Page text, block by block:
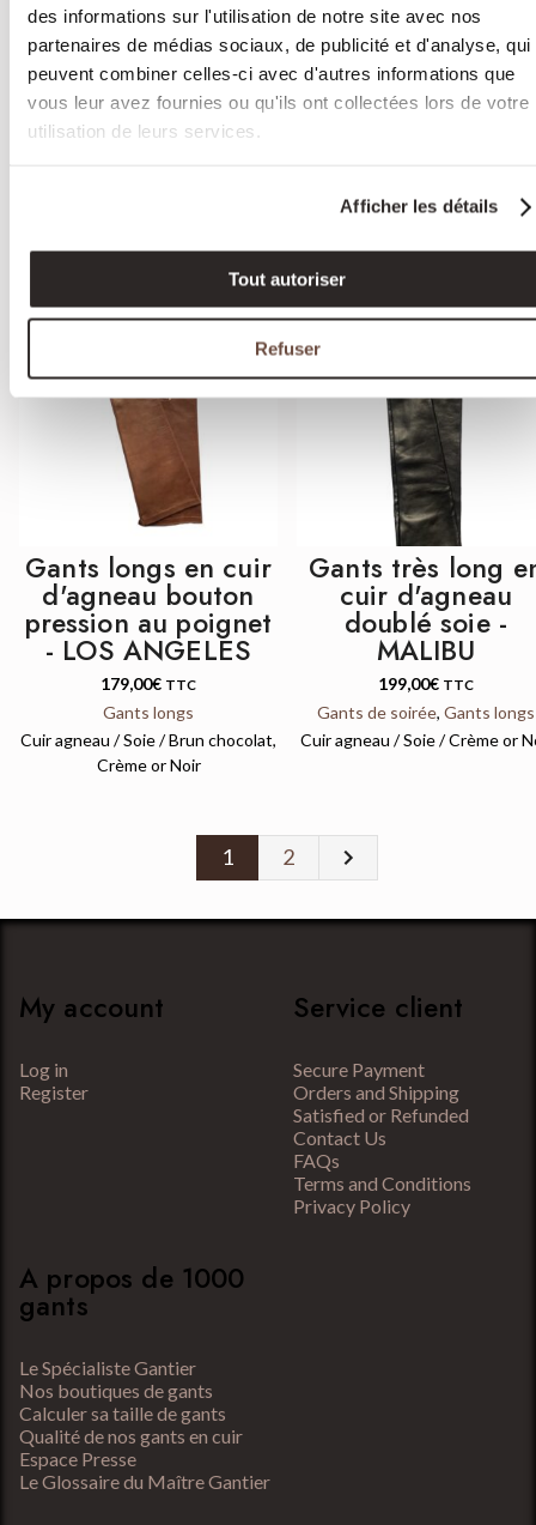
des informations sur l'utilisation de notre site avec nos
partenaires de médias sociaux, de publicité et d'analyse, qui
peuvent combiner celles-ci avec d'autres informations que
vous leur avez fournies ou qu'ils ont collectées lors de votre
utilisation de leurs services.
Afficher les détails
Tout autoriser
Refuser
Gants en cuir de
pécari doublés
cachemire - SUCRE
Gants long en
d'agneau
Gants de soirée ,Gants longs
QUICK VIEW
Gants longs en cuir
d'agneau bouton
pression au poignet
- LOS ANGELES
179,00€ TTC
Gants longs
Cuir agneau / Soie / Brun chocolat,
Crème or Noir
QUICK VIEW
Gants très long
cuir d'agneau
doublé soie -
MALIBU
199,00€ TTC
Gants de soirée, Gants longs
Cuir agneau / Soie / Crème or
1 2 Next
My account
Log in
Register
Service client
Secure Payment
Orders and Shipping
Satisfied or Refunded
Contact Us
FAQs
Terms and Conditions
Privacy Policy
A propos de 1000
gants
Le Spécialiste Gantier
Nos boutiques de gants
Calculer sa taille de gants
Qualité de nos gants en cuir
Espace Presse
Le Glossaire du Maître Gantier